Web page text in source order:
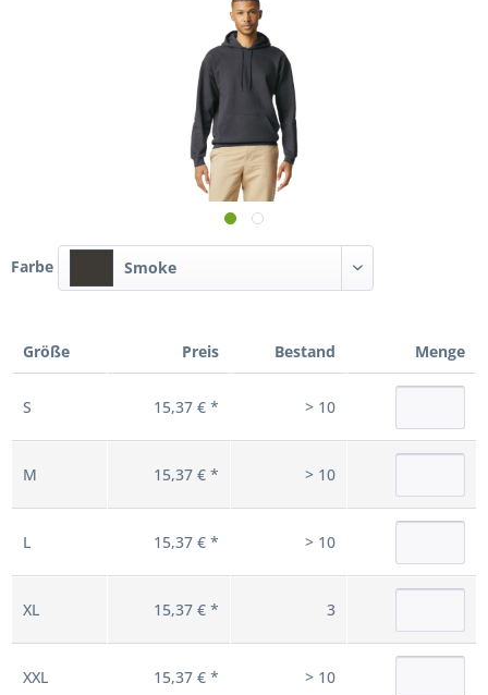
Farbe Smoke
Größe Preis Bestand Menge
S 15,37 € * > 10
M 15,37 € * > 10
L 15,37 € * > 10
XL 15,37 € * 3
XXL 15,37 € * > 10